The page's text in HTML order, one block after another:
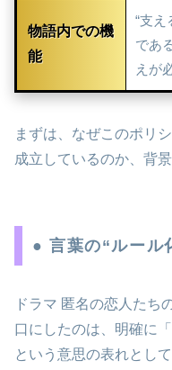
物語内での機
能
“支え
であ
えが
まずは、なぜこのポリ
成立しているのか、背
● 言葉の“ルール
ドラマ 匿名の恋人たち
口にしたのは、明確に
という意思の表れとし